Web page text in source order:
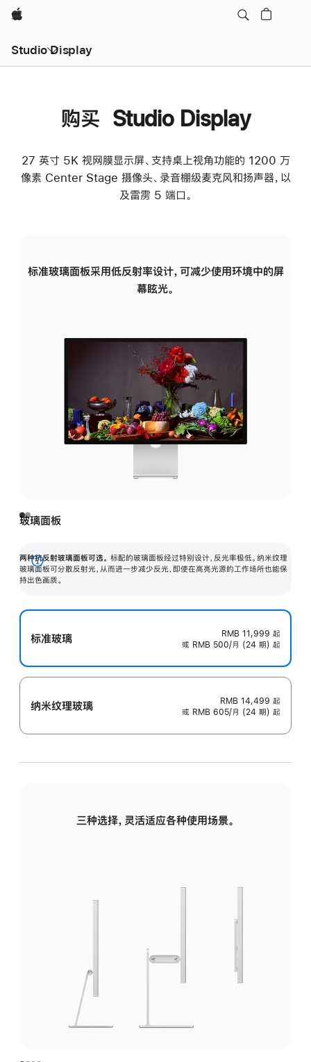
Apple
Studio Display
购买 Studio Display
27 英寸 5K 视网膜显示屏、支持桌上视角功能的 1200 万
像素 Center Stage 摄像头、录音棚级麦克风和扬声器，以
及雷雳 5 端口。
标准玻璃面板采用低反射率设计，可减少使用环境中的屏
幕眩光。
玻璃面板
两种抗反射玻璃面板可选。 标配的玻璃面板经过特别设计，反光率极低。纳米纹理
玻璃面板可分散反射光，从而进一步减少反光，即使在高亮光源的工作场所也能保
持出色画质。
展
开
标准玻璃 RMB 11,999 起
或 RMB 500/月 (24 期) 起
纳米纹理玻璃 RMB 14,499 起
或 RMB 605/月 (24 期) 起
三种选择，灵活适应各种使用场景。